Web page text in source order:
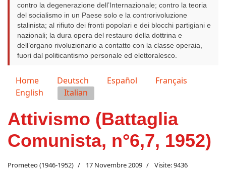
contro la degenerazione dell’Internazionale; contro la teoria
del socialismo in un Paese solo e la controrivoluzione
stalinista; al rifiuto dei fronti popolari e dei blocchi partigiani e
nazionali; la dura opera del restauro della dottrina e
dell’organo rivoluzionario a contatto con la classe operaia,
fuori dal politicantismo personale ed elettoralesco.
Seleziona la tua lingua
Home Deutsch Español
Français
English
Italian
Attivismo (Battaglia
Comunista, n°6,7, 1952)
Prometeo (1946-1952) 17 Novembre 2009 Visite: 9436